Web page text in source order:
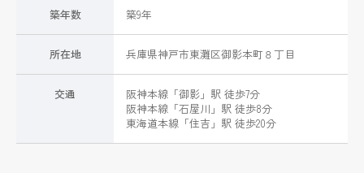
築年数 築9年
所在地 兵庫県神戸市東灘区御影本町 ８丁目
交通 阪神本線 「御影 」駅 徒歩7分
阪神本線 「石屋川 」駅 徒歩8分
東海道本線 「住吉 」駅 徒歩20分